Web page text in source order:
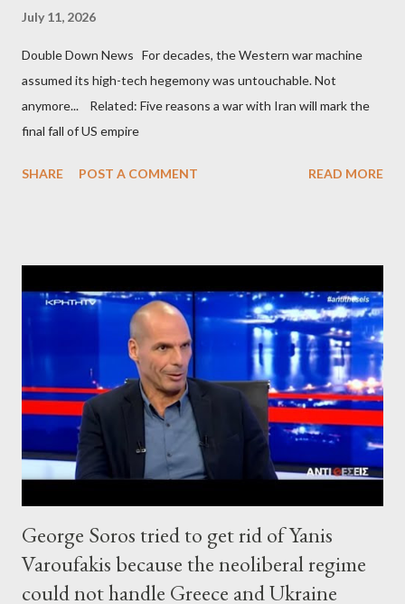
July 11, 2026
Double Down News For decades, the Western war machine
assumed its high-tech hegemony was untouchable. Not
anymore... Related: Five reasons a war with Iran will mark the
final fall of US empire
SHARE POST A COMMENT READ MORE
George Soros tried to get rid of Yanis
Varoufakis because the neoliberal regime
could not handle Greece and Ukraine